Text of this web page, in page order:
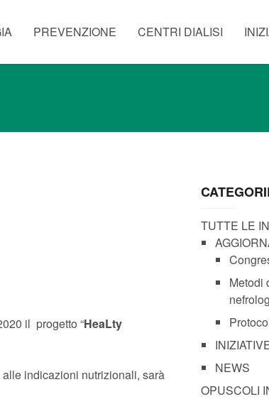
PREVENZIONE CENTRI DIALISI
il progetto “HeaLty
indicazioni nutrizionali, sarà
TUTTE LE
Metodi
NEWS
OPUSCOLI